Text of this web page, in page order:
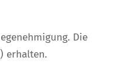
Die
erhalten.